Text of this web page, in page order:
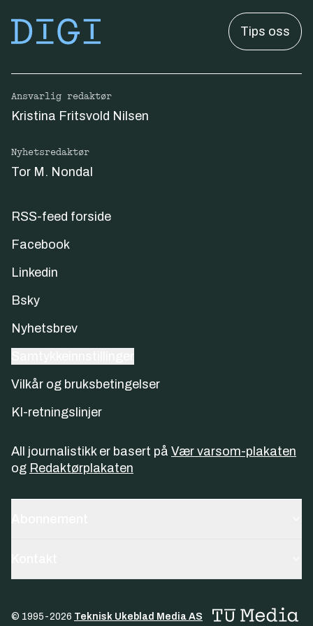
Tips oss
Ansvarlig redaktør
Kristina Fritsvold Nilsen
Nyhetsredaktør
Tor M. Nondal
RSS-feed forside
Facebook
Linkedin
Bsky
Nyhetsbrev
Vilkår og bruksbetingelser
KI-retningslinjer
All journalistikk er basert på Vær varsom-plakaten
og Redaktørplakaten
© 1995-2026 Teknisk Ukeblad Media AS